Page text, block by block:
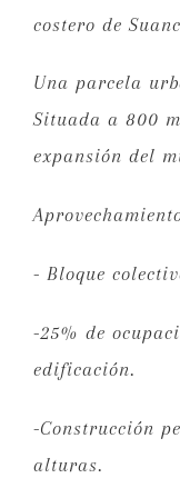
costero de
Una parcela
Situada a 800
expansión del
- Bloque
-25% de
edificación.
-Construcción
alturas.